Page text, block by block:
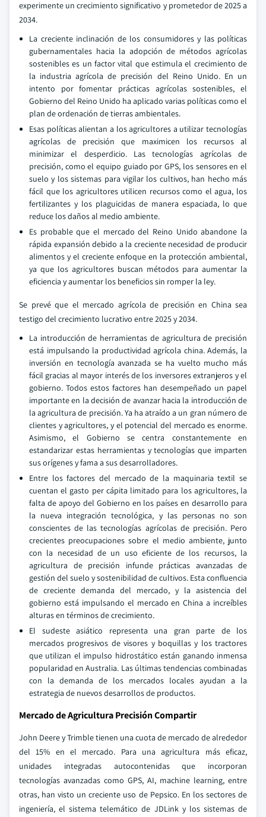
experimente un crecimiento significativo y prometedor de 2025 a
2034.
La creciente inclinación de los consumidores y las políticas
gubernamentales hacia la adopción de métodos agrícolas
sostenibles es un factor vital que estimula el crecimiento de
la industria agrícola de precisión del Reino Unido. En un
intento por fomentar prácticas agrícolas sostenibles, el
Gobierno del Reino Unido ha aplicado varias políticas como el
plan de ordenación de tierras ambientales.
Esas políticas alientan a los agricultores a utilizar tecnologías
agrícolas de precisión que maximicen los recursos al
minimizar el desperdicio. Las tecnologías agrícolas de
precisión, como el equipo guiado por GPS, los sensores en el
suelo y los sistemas para vigilar los cultivos, han hecho más
fácil que los agricultores utilicen recursos como el agua, los
fertilizantes y los plaguicidas de manera espaciada, lo que
reduce los daños al medio ambiente.
Es probable que el mercado del Reino Unido abandone la
rápida expansión debido a la creciente necesidad de producir
alimentos y el creciente enfoque en la protección ambiental,
ya que los agricultores buscan métodos para aumentar la
eficiencia y aumentar los beneficios sin romper la ley.
Se prevé que el mercado agrícola de precisión en China sea
testigo del crecimiento lucrativo entre 2025 y 2034.
La introducción de herramientas de agricultura de precisión
está impulsando la productividad agrícola china. Además, la
inversión en tecnología avanzada se ha vuelto mucho más
fácil gracias al mayor interés de los inversores extranjeros y el
gobierno. Todos estos factores han desempeñado un papel
importante en la decisión de avanzar hacia la introducción de
la agricultura de precisión. Ya ha atraído a un gran número de
clientes y agricultores, y el potencial del mercado es enorme.
Asimismo, el Gobierno se centra constantemente en
estandarizar estas herramientas y tecnologías que imparten
sus orígenes y fama a sus desarrolladores.
Entre los factores del mercado de la maquinaria textil se
cuentan el gasto per cápita limitado para los agricultores, la
falta de apoyo del Gobierno en los países en desarrollo para
la nueva integración tecnológica, y las personas no son
conscientes de las tecnologías agrícolas de precisión. Pero
crecientes preocupaciones sobre el medio ambiente, junto
con la necesidad de un uso eficiente de los recursos, la
agricultura de precisión infunde prácticas avanzadas de
gestión del suelo y sostenibilidad de cultivos. Esta confluencia
de creciente demanda del mercado, y la asistencia del
gobierno está impulsando el mercado en China a increíbles
alturas en términos de crecimiento.
El sudeste asiático representa una gran parte de los
mercados progresivos de visores y boquillas y los tractores
que utilizan el impulso hidrostático están ganando inmensa
popularidad en Australia. Las últimas tendencias combinadas
con la demanda de los mercados locales ayudan a la
estrategia de nuevos desarrollos de productos.
Mercado de Agricultura Precisión Compartir
John Deere y Trimble tienen una cuota de mercado de alrededor
del 15% en el mercado. Para una agricultura más eficaz,
unidades integradas autocontenidas que incorporan
tecnologías avanzadas como GPS, AI, machine learning, entre
otras, han visto un creciente uso de Pepsico. En los sectores de
ingeniería, el sistema telemático de JDLink y los sistemas de